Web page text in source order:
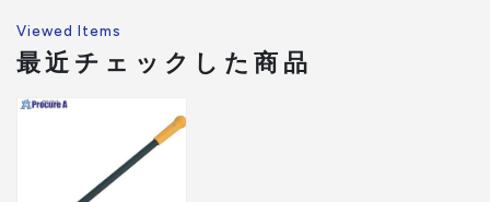
Viewed Items
最近チェックした商品